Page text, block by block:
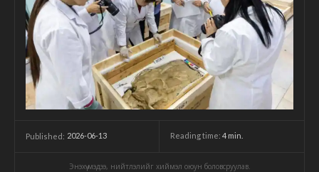
Published: 2026-06-13 Reading time: 4 min.
Энэхүү мэдээ, нийтлэлийг хиймэл оюун боловсруулав.